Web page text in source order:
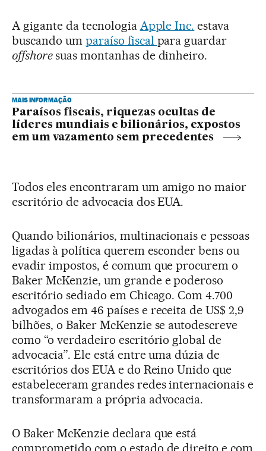
A gigante da tecnologia Apple Inc. estava
buscando um paraíso fiscal para guardar
offshoresuas montanhas de dinheiro.
MAIS INFORMAÇÃO
Paraísos fiscais, riquezas ocultas de
líderes mundiais e bilionários, expostos
em um vazamento sem precedentes
Todos eles encontraram um amigo no maior
escritório de advocacia dos EUA.
Quando bilionários, multinacionais e pessoas
ligadas à política querem esconder bens ou
evadir impostos, é comum que procurem o
Baker McKenzie, um grande e poderoso
escritório sediado em Chicago. Com 4.700
advogados em 46 países e receita de US$ 2,9
bilhões, o Baker McKenzie se autodescreve
como “o verdadeiro escritório global de
advocacia”. Ele está entre uma dúzia de
escritórios dos EUA e do Reino Unido que
estabeleceram grandes redes internacionais e
transformaram a própria advocacia.
O Baker McKenzie declara que está
comprometido com o estado de direito e com